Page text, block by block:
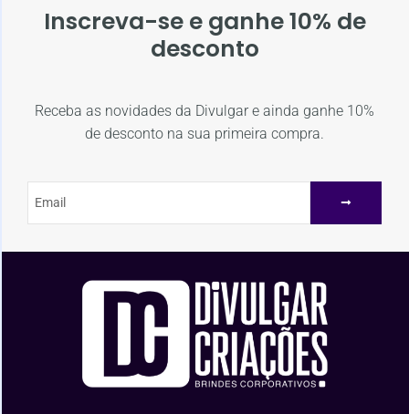
Inscreva-se e ganhe 10% de
desconto
Receba as novidades da Divulgar e ainda ganhe 10%
de desconto na sua primeira compra.